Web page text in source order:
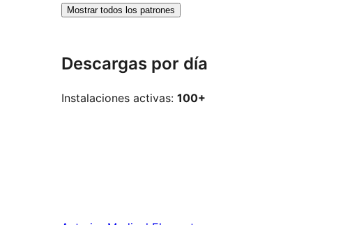
Mostrar todos los patrones
Descargas por día
Instalaciones activas: 100+